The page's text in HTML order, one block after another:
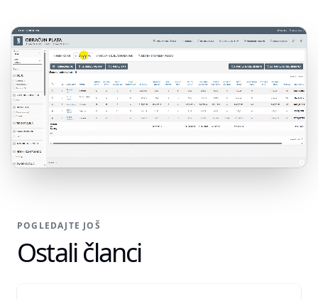
POGLEDAJTE JOŠ
Ostali članci